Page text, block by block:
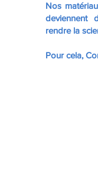
Nos
deviennent
rendre la
Pour cela,